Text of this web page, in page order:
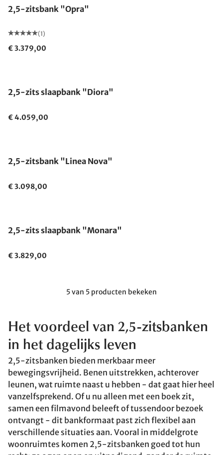
2,5-zitsbank "Opra"
(1)
€ 3.379,00
2,5-zits slaapbank "Diora"
€ 4.059,00
2,5-zitsbank "Linea Nova"
€ 3.098,00
2,5-zits slaapbank "Monara"
€ 3.829,00
5 van 5 producten bekeken
Het voordeel van 2,5-zitsbanken
in het dagelijks leven
2,5-zitsbanken bieden merkbaar meer
bewegingsvrijheid. Benen uitstrekken, achterover
leunen, wat ruimte naast u hebben - dat gaat hier heel
vanzelfsprekend. Of u nu alleen met een boek zit,
samen een filmavond beleeft of tussendoor bezoek
ontvangt - dit bankformaat past zich flexibel aan
verschillende situaties aan. Vooral in middelgrote
woonruimtes komen 2,5-zitsbanken goed tot hun